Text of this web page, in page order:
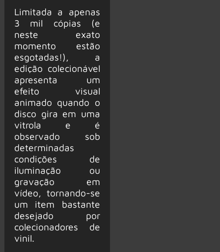
Limitada a apenas
3 mil cópias (e
neste exato
momento estão
esgotadas!), a
edição colecionável
apresenta um
efeito visual
animado quando o
disco gira em uma
vitrola e é
observado sob
determinadas
condições de
iluminação ou
gravação em
vídeo, tornando-se
um item bastante
desejado por
colecionadores de
vinil.